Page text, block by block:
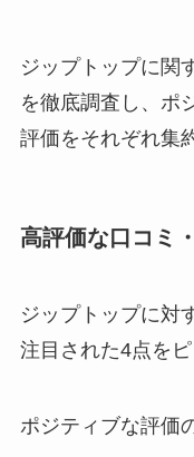
ジップトップに関
を徹底調査し、ポ
評価をそれぞれ集
高評価な口コミ
ジップトップに対
注目された4点を
ポジティブな評価